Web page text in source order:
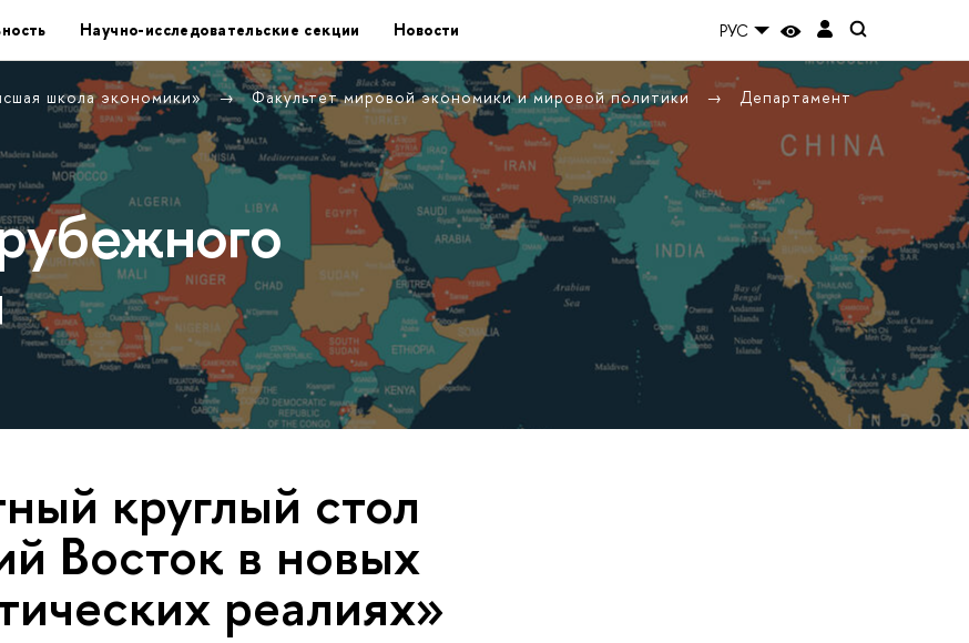
Научно-исследовательские секции Новости РУС
школа экономики» Факультет мировой экономики и мировой политики
Департамент
круглый стол
Восток в новых
реалиях»